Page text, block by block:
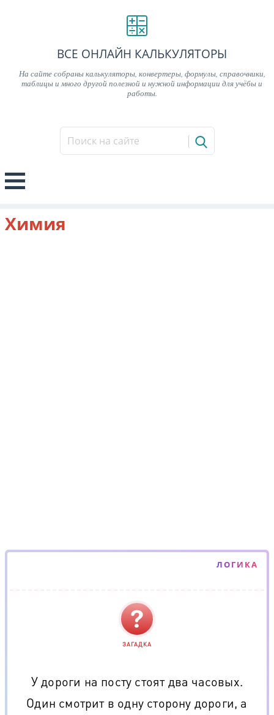
ВСЕ ОНЛАЙН КАЛЬКУЛЯТОРЫ
На сайте собраны калькуляторы, конвертеры, формулы, справочники,
таблицы и много другой полезной и нужной информации для учёбы и
работы.
Химия
ЛОГИКА
ЗАГАДКА
У дороги на посту стоят два часовых.
Один смотрит в одну сторону дороги, а